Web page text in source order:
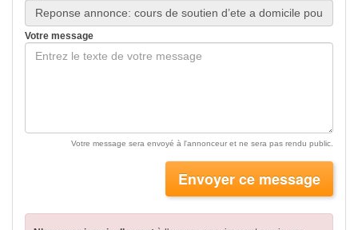
Votre message
Votre message sera envoyé à l'annonceur et ne sera pas rendu public.
Envoyer ce message